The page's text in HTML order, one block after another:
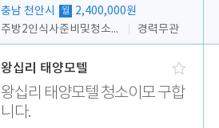
충남 천안시 월
2,400,000원
주방2인식사준비및청소린렌보조
경력무관
왕십리 태양모텔
왕십리 태양모텔 청소이모 구합
니다.